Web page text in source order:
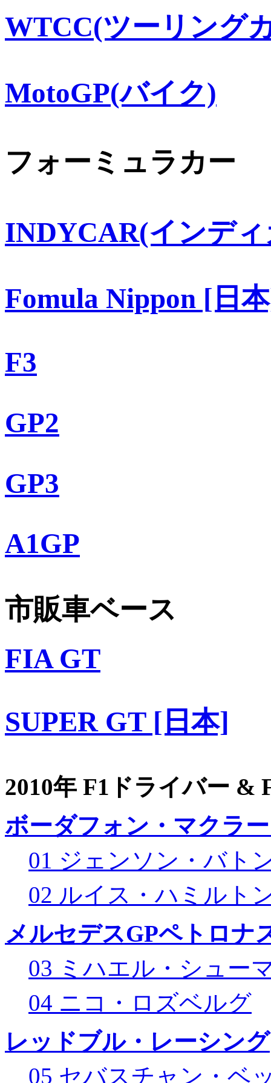
WTCC(ツーリング
MotoGP(バイク)
フォーミュラカー
INDYCAR(インデ
Fomula Nippon [日
F3
GP2
GP3
A1GP
市販車ベース
FIA GT
SUPER GT [日本]
2010年 F1ドライバー &
ボーダフォン・マクラ
01 ジェンソン・バト
02 ルイス・ハミルト
メルセデスGPペトロナ
03 ミハエル・シュー
04 ニコ・ロズベルグ
レッドブル・レーシング
05 セバスチャン・ベ